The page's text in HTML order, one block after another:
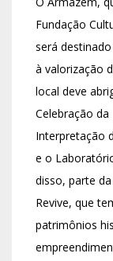
Fundação
será
à valorização
local deve
Celebração
Interpretação
e o
disso, parte
Revive, que
patrimônios